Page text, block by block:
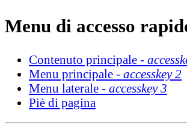
Menu di accesso
Contenuto principale -
Menu principale - accesskey 2
Menu laterale - accesskey 3
Piè di pagina